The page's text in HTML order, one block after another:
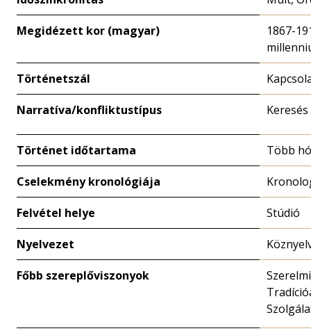
Megidézett kor (magyar)
1867-
Történetszál
Narratíva/konfliktustípus Keresés
Történet időtartama Több
Cselekmény kronológiája
Felvétel helye Stúdió
Nyelvezet
Főbb szereplőviszonyok